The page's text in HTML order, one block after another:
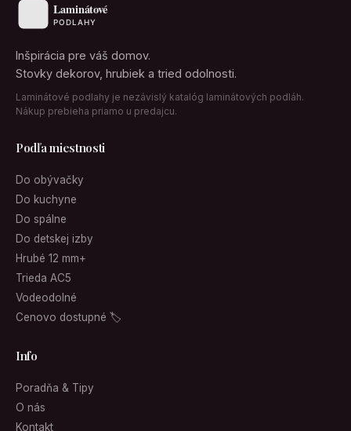
Inšpirácia pre váš domov.
Stovky dekorov, hrubiek a tried odolnosti.
Laminátové podlahy je nezávislý katalóg laminátových podláh.
Nákup prebieha priamo u predajcu.
Podľa miestnosti
Do obývačky
Do kuchyne
Do spálne
Do detskej izby
Hrubé 12 mm+
Trieda AC5
Vodeodolné
Cenovo dostupné 🏷
Info
Poradňa & Tipy
O nás
Kontakt